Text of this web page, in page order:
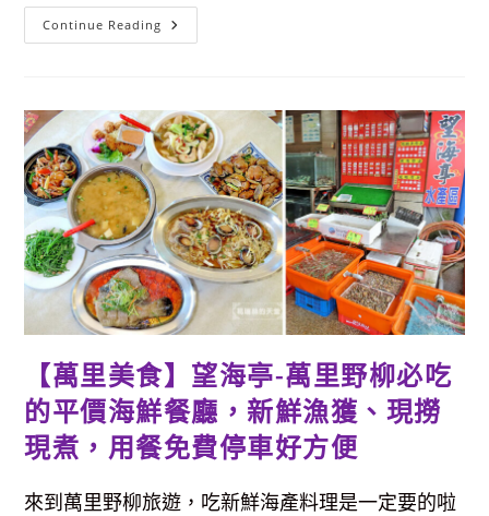
Continue Reading 【蘆
洲
澤
字
號
粿
舖-
蘆
洲
長
興
店，
上
海
手
工
湯
綜
合
燒
賣、
限
量
金
露
【萬里美食】望海亭-萬里野柳必吃
的平價海鮮餐廳，新鮮漁獲、現撈
現煮，用餐免費停車好方便
來到萬里野柳旅遊，吃新鮮海產料理是一定要的啦